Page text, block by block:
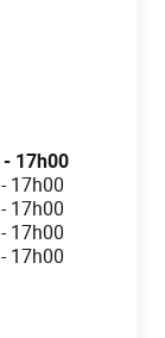
- 17h00
-17h00
-17h00
-17h00
-17h00